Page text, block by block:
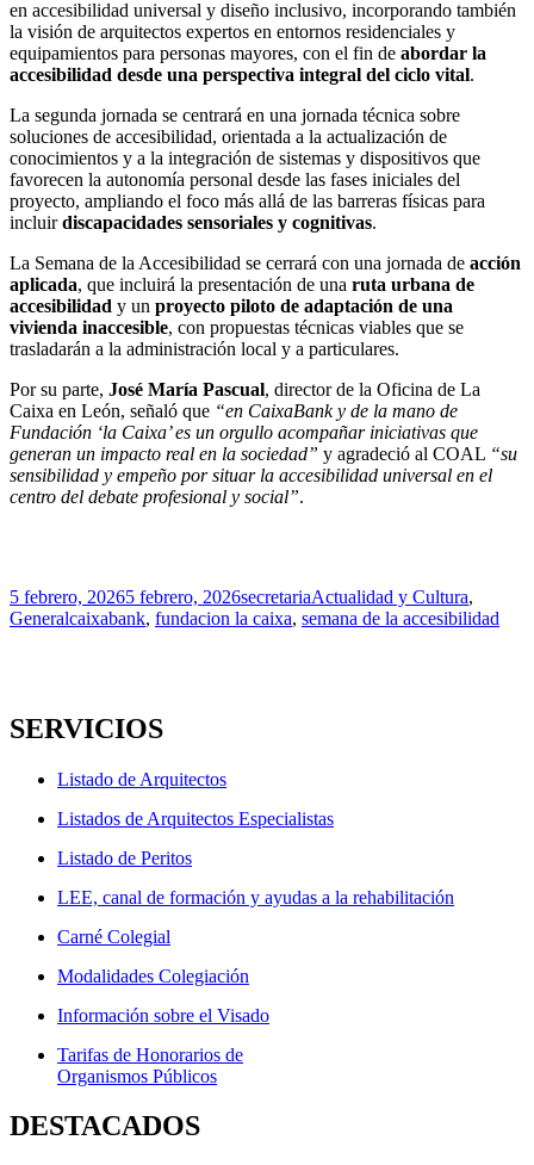
en accesibilidad universal y diseño inclusivo, incorporando también
la visión de arquitectos expertos en entornos residenciales y
equipamientos para personas mayores, con el fin de abordar la
accesibilidad desde una perspectiva integral del ciclo vital.
La segunda jornada se centrará en una jornada técnica sobre
soluciones de accesibilidad, orientada a la actualización de
conocimientos y a la integración de sistemas y dispositivos que
favorecen la autonomía personal desde las fases iniciales del
proyecto, ampliando el foco más allá de las barreras físicas para
incluirdiscapacidades sensoriales y cognitivas.
La Semana de la Accesibilidad se cerrará con una jornada de acción
aplicada, que incluirá la presentación de una ruta urbana de
accesibilidad y un proyecto piloto de adaptación de una
vivienda inaccesible, con propuestas técnicas viables que se
trasladarán a la administración local y a particulares.
Por su parte, José María Pascual, director de la Oficina de La
Caixa en León, señaló que “en CaixaBank y de la mano de
Fundación ‘la Caixa’ es un orgullo acompañar iniciativas que
generan un impacto real en la sociedad” y agradeció al COAL “su
sensibilidad y empeño por situar la accesibilidad universal en el
centro del debate profesional y social”.
Publicado
el
5 febrero, 20265 febrero, 2026Autor
secretariaCategorías
Actualidad y Cultura,
GeneralEtiquetas
caixabank, fundacion la caixa, semana de la accesibilidad
SERVICIOS
Listado de Arquitectos
Listados de Arquitectos Especialistas
Listado de Peritos
LEE, canal de formación y ayudas a la rehabilitación
Carné Colegial
Modalidades Colegiación
Información sobre el Visado
Tarifas de Honorarios de
Organismos Públicos
DESTACADOS